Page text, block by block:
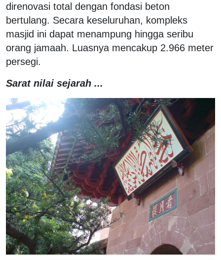
direnovasi total dengan fondasi beton
bertulang. Secara keseluruhan, kompleks
masjid ini dapat menampung hingga seribu
orang jamaah. Luasnya mencakup 2.966 meter
persegi.
Sarat nilai sejarah ...